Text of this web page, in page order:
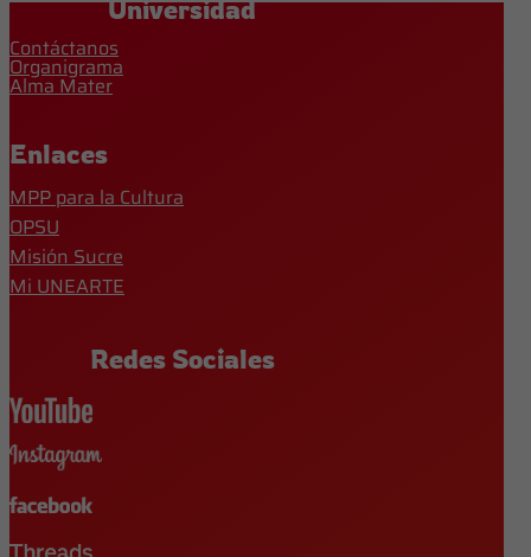
Universidad
Contáctanos
Organigrama
Alma Mater
Enlaces
MPP para la Cultura
OPSU
Misión Sucre
Mi UNEARTE
Redes Sociales